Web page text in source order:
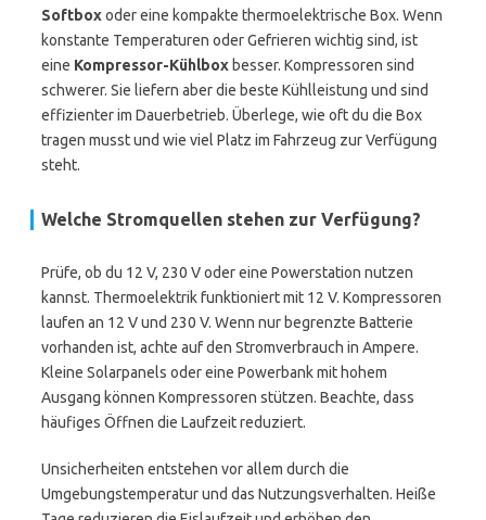
Softboxoder eine kompakte thermoelektrische Box. Wenn
konstante Temperaturen oder Gefrieren wichtig sind, ist
eine Kompressor-Kühlbox besser. Kompressoren sind
schwerer. Sie liefern aber die beste Kühlleistung und sind
effizienter im Dauerbetrieb. Überlege, wie oft du die Box
tragen musst und wie viel Platz im Fahrzeug zur Verfügung
steht.
Welche Stromquellen stehen zur Verfügung?
Prüfe, ob du 12 V, 230 V oder eine Powerstation nutzen
kannst. Thermoelektrik funktioniert mit 12 V. Kompressoren
laufen an 12 V und 230 V. Wenn nur begrenzte Batterie
vorhanden ist, achte auf den Stromverbrauch in Ampere.
Kleine Solarpanels oder eine Powerbank mit hohem
Ausgang können Kompressoren stützen. Beachte, dass
häufiges Öffnen die Laufzeit reduziert.
Unsicherheiten entstehen vor allem durch die
Umgebungstemperatur und das Nutzungsverhalten. Heiße